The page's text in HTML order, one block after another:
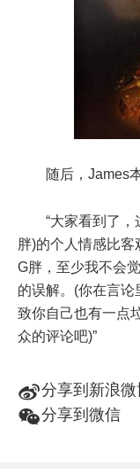
随后，James
“大家看到了
胖)的个人情感比客
G胖，至少我不会
的误解。(你在言
致你自己也有一点
众的评论吧)”
t分享到新浪微
w分享到微信